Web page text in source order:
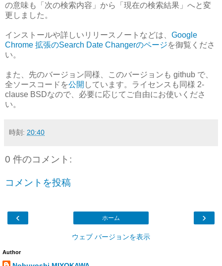
の意味も「次の検索内容」から「現在の検索結果」へと変
更しました。
インストールや詳しいリリースノートなどは、 Google
Chrome 拡張のSearch Date Changerのページを御覧くださ
い。
また、先のバージョン同様、このバージョンも github で、
全ソースコードを公開 しています。ライセンスも同様 2-
clause BSDなので、必要に応じてご自由にお使いくださ
い。
時刻: 20:40
0 件のコメント:
コメントを投稿
‹ ›
ホーム
ウェブ バージョンを表示
Author